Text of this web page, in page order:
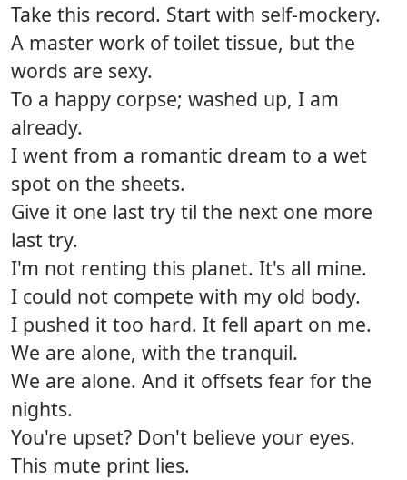
Take this record. Start with self-mockery.
A master work of toilet tissue, but the
words are sexy.
To a happy corpse; washed up, I am
already.
I went from a romantic dream to a wet
spot on the sheets.
Give it one last try til the next one more
last try.
I'm not renting this planet. It's all mine.
I could not compete with my old body.
I pushed it too hard. It fell apart on me.
We are alone, with the tranquil.
We are alone. And it offsets fear for the
nights.
You're upset? Don't believe your eyes.
This mute print lies.